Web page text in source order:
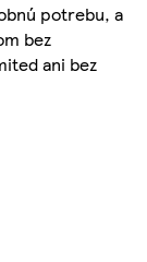
potrebu, a
bez
ani bez